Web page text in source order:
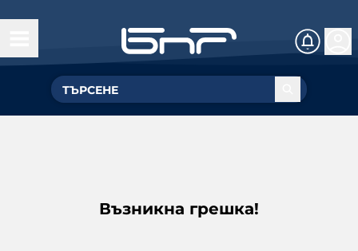
Възникна грешка!